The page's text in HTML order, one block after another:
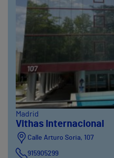
Madrid
Vithas Internacional
Calle Arturo Soria, 107
915905299